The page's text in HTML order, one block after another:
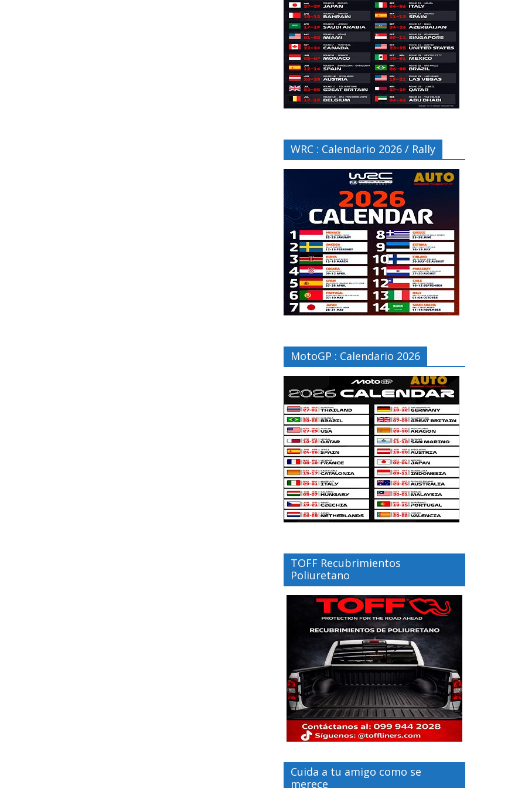
WRC : Calendario 2026 / Rally
MotoGP : Calendario 2026
TOFF Recubrimientos
Poliuretano
Cuida a tu amigo como se
merece